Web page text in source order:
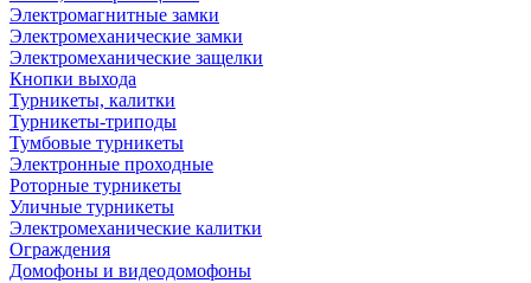
Электромагнитные замки
Электромеханические замки
Электромеханические защелки
Кнопки выхода
Турникеты, калитки
Турникеты-триподы
Тумбовые турникеты
Электронные проходные
Роторные турникеты
Уличные турникеты
Электромеханические калитки
Ограждения
Домофоны и видеодомофоны